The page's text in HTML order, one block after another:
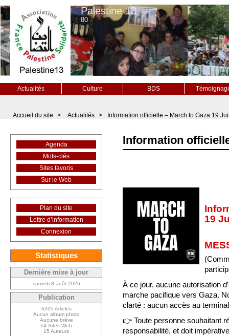
Palestine 13
80
Actualités Culture BDS
Accueil du site > Actualités > Information officielle – March to Gaza 19
Information
19
À ce jour, aucune autorisation
marche pacifique vers Gaza.
clarté : aucun accès au
👉 Toute personne souhaitant
responsabilité, et doit
Agenda
Mots-clés
Sites favoris
Sur le Web
Plan du site
Lettre d’information
Connexion
Statistiques
Dernière mise à jour
samedi 8 août 2026
Publication
6205 Articles
Aucun album photo
Aucune brève
14 Sites Web
15 Auteurs